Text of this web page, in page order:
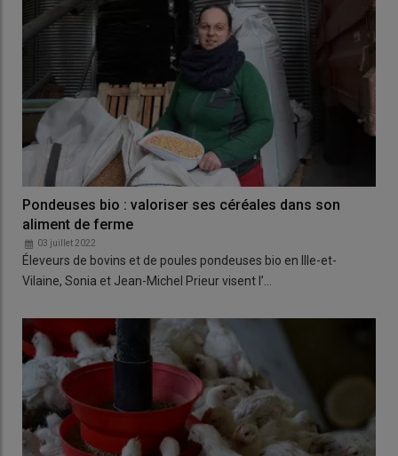
Pondeuses bio : valoriser ses céréales dans son
aliment de ferme
03 juillet 2022
Éleveurs de bovins et de poules pondeuses bio en Ille-et-
Vilaine, Sonia et Jean-Michel Prieur visent l’…